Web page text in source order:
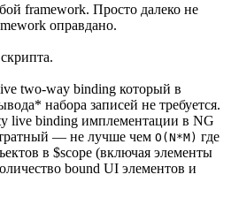
framework. Просто далеко не
оправдано.
two-way binding который в
набора записей не требуется.
live binding имплементации в NG
— не лучше чем O(N*M) где
в $scope (включая элементы
bound UI элементов и